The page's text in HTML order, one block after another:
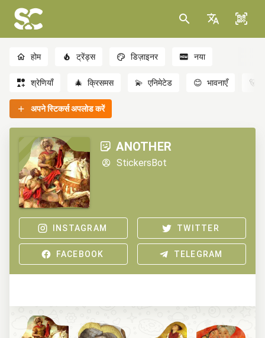
होम ट्रेंड्स डिज़ाइनर नया
श्रेणियाँ 🎄 क्रिसमस 💫 एनिमेटेड 😊 भावनाएँ 🐻
अपने स्टिकर्स अपलोड करें
ANOTHER
StickersBot
INSTAGRAM TWITTER
FACEBOOK TELEGRAM